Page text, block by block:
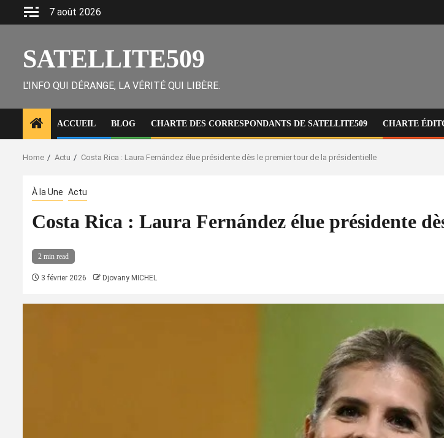
7 août 2026
SATELLITE509
L'INFO QUI DÉRANGE, LA VÉRITÉ QUI LIBÈRE.
ACCUEIL BLOG CHARTE DES CORRESPONDANTS DE SATELLITE509 CHARTE
Home Actu Costa Rica : Laura Fernández élue présidente dès le premier tour de la présidentielle
À la Une Actu
Costa Rica : Laura Fernández élue présidente
2 min read
3 février 2026 Djovany MICHEL